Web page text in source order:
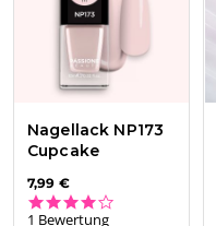
Nagellack NP173
Cupcake
7,99 €
1 Bewertung